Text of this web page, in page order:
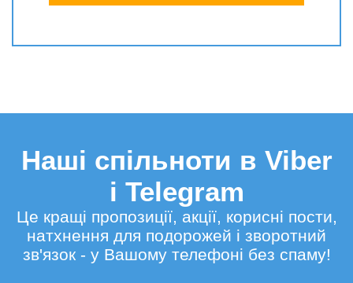
Наші спільноти в Viber
і Telegram
Це кращі пропозиції, акції, корисні пости,
натхнення для подорожей і зворотний
зв'язок - у Вашому телефоні без спаму!